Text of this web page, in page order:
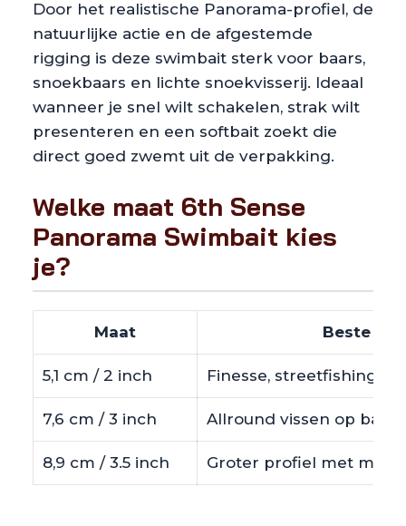
Door het realistische Panorama-profiel, de
natuurlijke actie en de afgestemde
rigging is deze swimbait sterk voor baars,
snoekbaars en lichte snoekvisserij. Ideaal
wanneer je snel wilt schakelen, strak wilt
presenteren en een softbait zoekt die
direct goed zwemt uit de verpakking.
Welke maat 6th Sense
Panorama Swimbait kies
je?
Maat Beste
5,1 cm / 2 inch Finesse, streetfishing
7,6 cm / 3 inch Allround vissen op
8,9 cm / 3.5 inch Groter profiel met meer